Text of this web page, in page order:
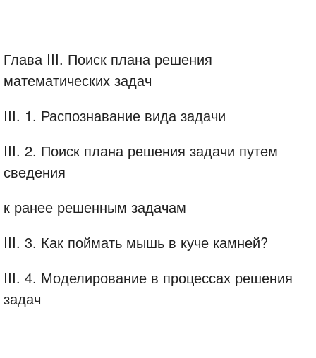
Глава III. Поиск плана решения
математических задач
III. 1. Распознавание вида задачи
III. 2. Поиск плана решения задачи путем
сведения
к ранее решенным задачам
III. 3. Как поймать мышь в куче камней?
III. 4. Моделирование в процессах решения
задач